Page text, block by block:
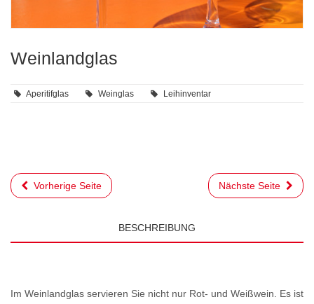
Weinlandglas
Aperitifglas Weinglas Leihinventar
Vorherige Seite Nächste Seite
BESCHREIBUNG
Im Weinlandglas servieren Sie nicht nur Rot- und Weißwein. Es ist